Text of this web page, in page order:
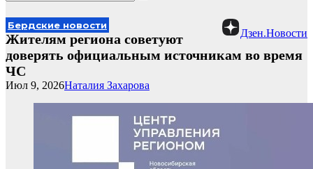
Дзен.Новости
Бердские новости
Жителям региона советуют
доверять официальным источникам во время
ЧС
Наталия Захарова
Июл 9, 2026